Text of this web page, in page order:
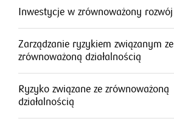
Inwestycje w zrównoważony rozwój
Zarządzanie ryzykiem związanym ze
zrównoważoną działalnością
Ryzyko związane ze zrównoważoną
działalnością